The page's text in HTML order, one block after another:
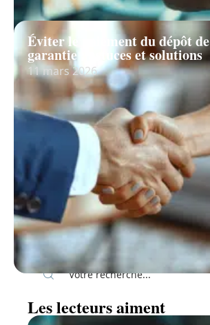
Éviter le paiement du dépôt de
garantie : astuces et solutions
11 mars 2026
Recherche
Les lecteurs aiment